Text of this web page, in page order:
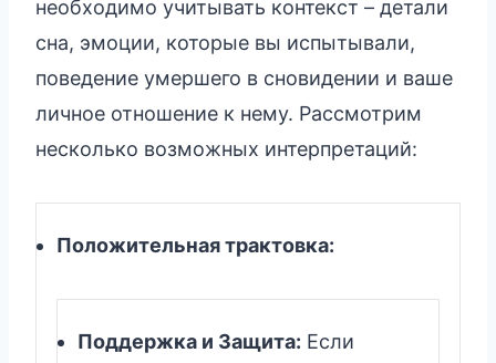
необходимо учитывать контекст – детали
сна, эмоции, которые вы испытывали,
поведение умершего в сновидении и ваше
личное отношение к нему. Рассмотрим
несколько возможных интерпретаций:
Положительная трактовка:
Поддержка и Защита: Если